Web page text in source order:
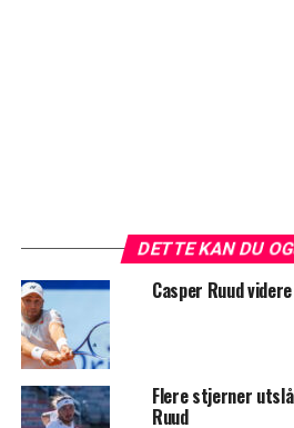
DETTE KAN DU
Casper Ruud
Flere stjerner
Ruud